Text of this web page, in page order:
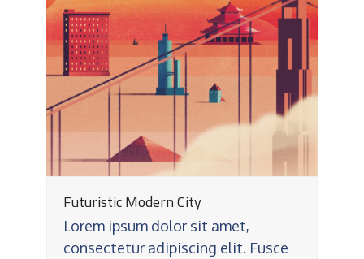
Futuristic Modern City
Lorem ipsum dolor sit amet,
consectetur adipiscing elit. Fusce